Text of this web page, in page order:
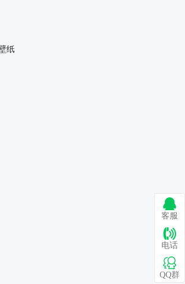
客服
电话
QQ群